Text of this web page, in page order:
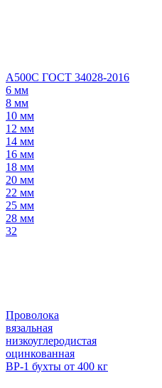
А500С ГОСТ 34028-2016
6 мм
8 мм
10 мм
12 мм
14 мм
16 мм
18 мм
20 мм
22 мм
25 мм
28 мм
32
Проволока
вязальная
низкоуглеродистая
оцинкованная
ВР-1 бухты от 400 кг